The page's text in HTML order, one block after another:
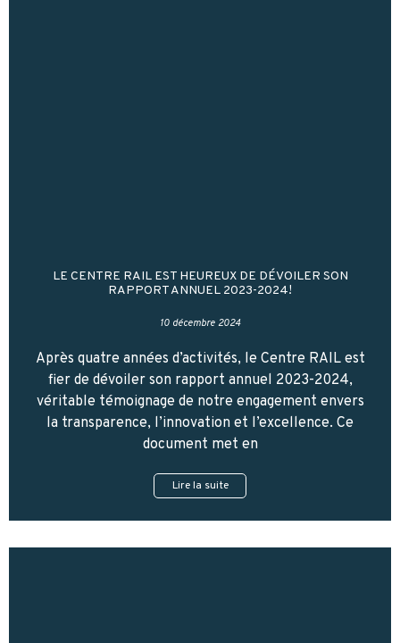
LE CENTRE RAIL EST HEUREUX DE DÉVOILER SON
RAPPORT ANNUEL 2023-2024!
10 décembre 2024
Après quatre années d’activités, le Centre RAIL est
fier de dévoiler son rapport annuel 2023-2024,
véritable témoignage de notre engagement envers
la transparence, l’innovation et l’excellence. Ce
document met en
Lire la suite